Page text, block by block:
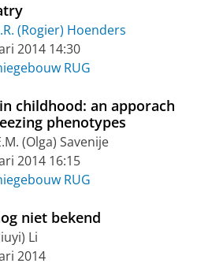
(Rogier) Hoenders
2014 14:30
RUG
childhood: an apporach
phenotypes
(Olga) Savenije
2014 16:15
RUG
niet bekend
Li
2014